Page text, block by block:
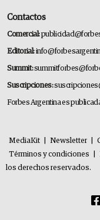
Contactos
Comercial:
Editorial:
Summit:
Suscripciones:
Forbes Argentina es
MediaKit Newsletter
Términos y condiciones
los derechos reservados.